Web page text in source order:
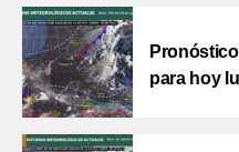
para hoy